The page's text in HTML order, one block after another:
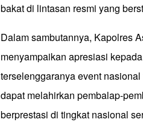
bakat di lintasan resmi yang
Dalam sambutannya, Kapolres
menyampaikan apresiasi
terselenggaranya event
dapat melahirkan pembalap-
berprestasi di tingkat nasional